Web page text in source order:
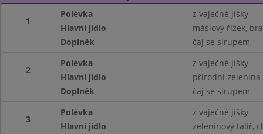
1
Polévka
z vaječné jíšky
Hlavní jídlo
máslový řízek,
Doplněk
čaj se sirupem
2
Polévka
z vaječné jíšky
Hlavní jídlo
přírodní zelenina
Doplněk
čaj se sirupem
3
Polévka
z vaječné jíšky
Hlavní jídlo
zeleninový talíř,